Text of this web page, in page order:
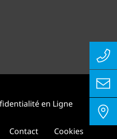
en Ligne
Contact Cookies